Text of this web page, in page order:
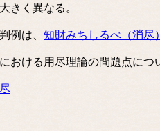
きく異なる。
例は、 知財みちしるべ（消尽
おける用尽理論の問題点につ